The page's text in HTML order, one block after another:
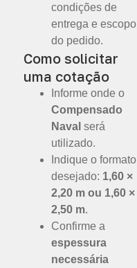
condições de
entrega e escopo
do pedido.
Como solicitar
uma cotação
Informe onde o
Compensado
Naval será
utilizado.
Indique o formato
desejado: 1,60 ×
2,20 m ou 1,60 ×
2,50 m.
Confirme a
espessura
necessária